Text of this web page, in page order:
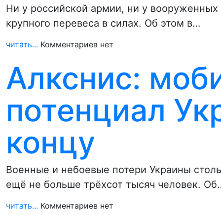
Ни у российской армии, ни у
крупного перевеса в силах. Об этом в…
читать... Комментариев нет
Алкснис:
потенциал
концу
Военные и небоевые потери Украины
ещё не больше трёхсот тысяч человек.
читать... Комментариев нет